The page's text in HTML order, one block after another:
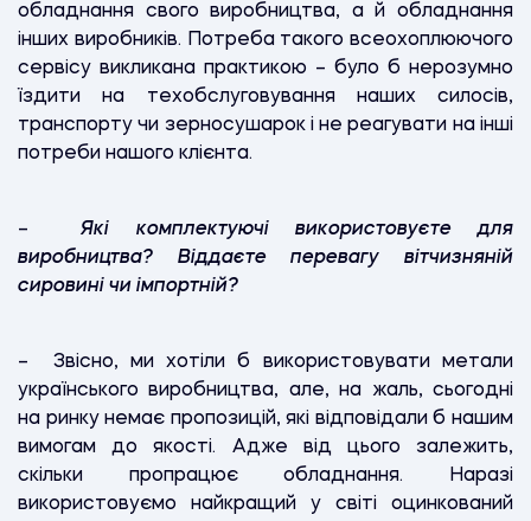
обладнання свого виробництва, а й обладнання
інших виробників. Потреба такого всеохоплюючого
сервісу викликана практикою – було б нерозумно
їздити на техобслуговування наших силосів,
транспорту чи зерносушарок і не реагувати на інші
потреби нашого клієнта.
–Які комплектуючі використовуєте для
виробництва? Віддаєте перевагу вітчизняній
сировині чи імпортній?
– Звісно, ми хотіли б використовувати метали
українського виробництва, але, на жаль, сьогодні
на ринку немає пропозицій, які відповідали б нашим
вимогам до якості. Адже від цього залежить,
скільки пропрацює обладнання. Наразі
використовуємо найкращий у світі оцинкований